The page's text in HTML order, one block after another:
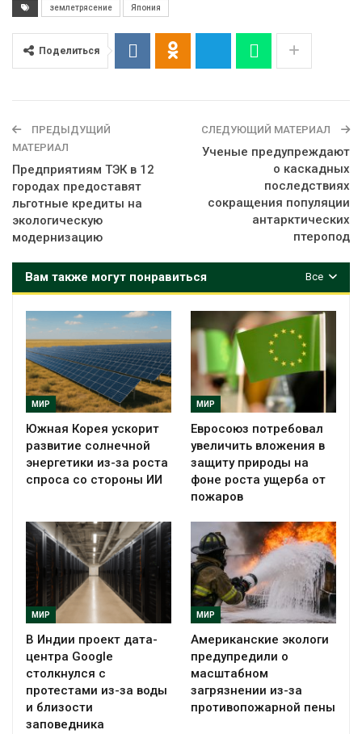
землетрясение Япония
Поделиться
ПРЕДЫДУЩИЙ
МАТЕРИАЛ
Предприятиям ТЭК в 12
городах предоставят
льготные кредиты на
экологическую
модернизацию
СЛЕДУЮЩИЙ МАТЕРИАЛ
Ученые предупреждают
о каскадных
последствиях
сокращения популяции
антарктических
птеропод
Все
Вам также могут понравиться
МИР
Южная Корея ускорит
развитие солнечной
энергетики из-за роста
спроса со стороны ИИ
МИР
Евросоюз потребовал
увеличить вложения в
защиту природы на
фоне роста ущерба от
пожаров
МИР
В Индии проект дата-
центра Google
столкнулся с
протестами из-за воды
и близости
заповедника
МИР
Американские экологи
предупредили о
масштабном
загрязнении из-за
противопожарной пены